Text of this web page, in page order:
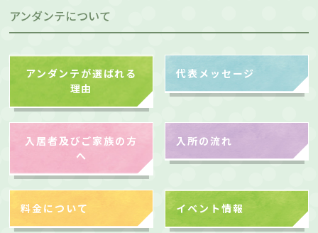
アンダンテについて
アンダンテが選ばれる
理由
代表メッセージ
入居者及びご家族の方
へ
入所の流れ
料金について イベント情報